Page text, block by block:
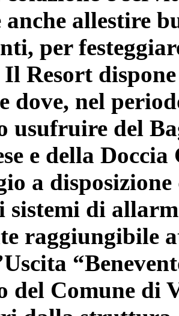
anche allestire
per
Il Resort
dove, nel
usufruire del
e della
a
sistemi di
raggiungibile
Comune di